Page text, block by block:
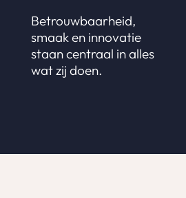
Betrouwbaarheid,
smaak en innovatie
staan centraal in alles
wat zij doen.